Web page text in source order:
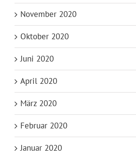
November 2020
Oktober 2020
Juni 2020
April 2020
März 2020
Februar 2020
Januar 2020